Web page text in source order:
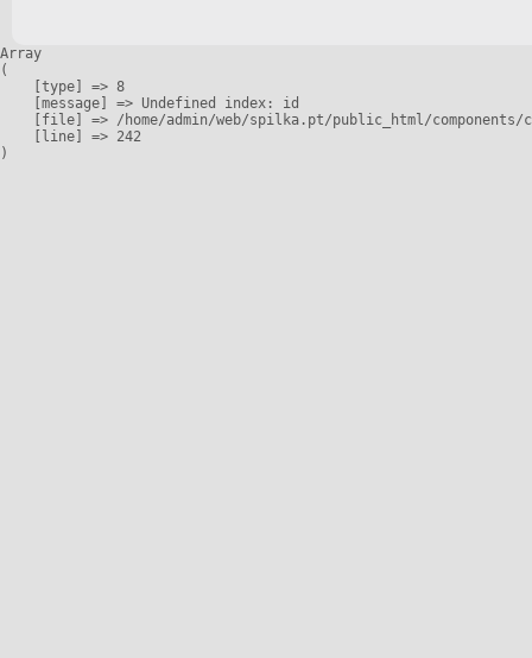
Array
(
    [type] => 8
    [message] => Undefined index: id
[file] => /home/admin/web/spilka.pt/public_html/
    [line] => 242